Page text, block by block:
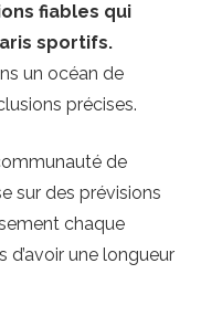
fiables qui
sportifs.
un océan de
précises.
de
sur des prévisions
chaque
d’avoir une longueur